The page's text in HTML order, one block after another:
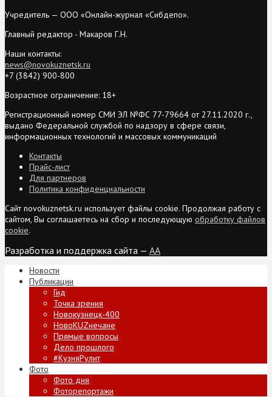
Учредитель — ООО «Онлайн-журнал «Сибдепо».
Главный редактор - Макаров Г.Н.
Наши контакты:
news@novokuznetsk.ru
+7 (3842) 900-800
Возрастное ограничение: 18+
Регистрационный номер СМИ ЭЛ №ФС 77-79664 от 27.11.2020 г.,
выдано Федеральной службой по надзору в сфере связи,
информационных технологий и массовых коммуникаций
Контакты
Прайс-лист
Для партнеров
Политика конфиденциальности
Сайт novokuznetsk.ru использует файлы cookie. Продолжая работу с
сайтом, Вы соглашаетесь на сбор и последующую обработку файлов
cookie.
Разработка и поддержка сайта — AA
Новости
Публикации
Гид
Точка зрения
Новокузнецк-400
НовоKUZнечане
Прямые вопросы
Дело прошлого
#КузняРулит
Фото
Фото дня
Фоторепортажи